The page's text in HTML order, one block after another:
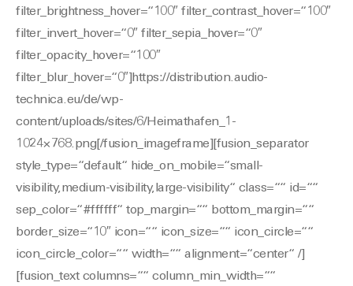
filter_brightness_hover=“100″ filter_contrast_hover=“100″
filter_invert_hover=“0″ filter_sepia_hover=“0″
filter_opacity_hover=“100″
filter_blur_hover=“0″]https://distribution.audio-
technica.eu/de/wp-
content/uploads/sites/6/Heimathafen_1-
1024×768.png[/fusion_imageframe][fusion_separator
style_type=“default“ hide_on_mobile=“small-
visibility,medium-visibility,large-visibility“ class=““ id=““
sep_color=“#ffffff“ top_margin=““ bottom_margin=““
border_size=“10″ icon=““ icon_size=““ icon_circle=““
icon_circle_color=““ width=““ alignment=“center“ /]
[fusion_text columns=““ column_min_width=““